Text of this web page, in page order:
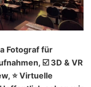
Fotograf für
☑️ 3D & VR
⭐ Virtuelle